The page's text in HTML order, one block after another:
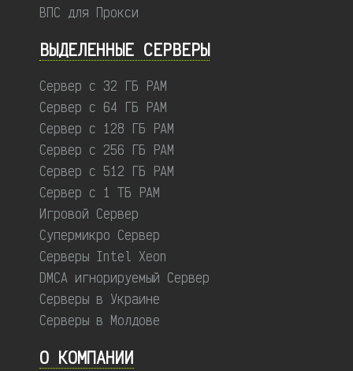
ВПС для Прокси
ВЫДЕЛЕННЫЕ CЕРВЕРЫ
Сервер с 32 ГБ РАМ
Сервер с 64 ГБ РАМ
Сервер с 128 ГБ РАМ
Сервер с 256 ГБ РАМ
Сервер с 512 ГБ РАМ
Сервер с 1 ТБ РАМ
Игровой Сервер
Супермикро Сервер
Серверы Intel Xeon
DMCA игнорируемый Сервер
Серверы в Украине
Серверы в Молдове
О КОМПАНИИ